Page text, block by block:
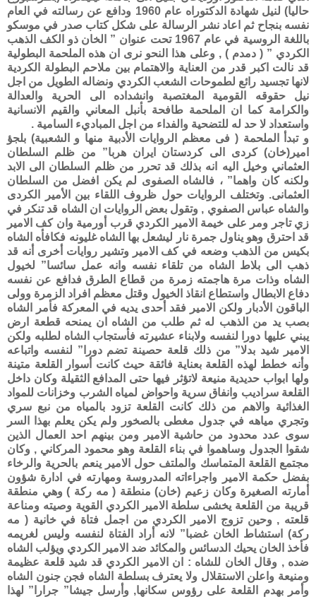
حاليا) لنيل شهادة الدكتوراه عام 1960 ودافع عن رسالته في العام
نفسه بنجاح ثم اعاد نشر الرسالة على شكل كتاب صدر في موسكو
باللغة الروسية في عام 1967 تحت عنوان ” الخان ذو الكف الذهب
الكردي ” ( دمدم ) , وعلى هذا النحو نرى ان هذه الملحمة البطولية
قد نالت اكبر قدر من العناية والاهتمام بين ملاحم البطولة الكردية
لانها تجسيد رائع لطموحات الشعب الكردي ونضاله الطويل من اجل
نيل حقوقه القومية المغتصبة وانشداده الى الحرية والعدالة
والكرامة كما ان الملحمة طافحة بأنبل المعاني والقيم الانسانية
واستعداد لا حد له للتضحية والفداء من اجل المباديء السامية .
و تبدأ الملحمة ( فى معظم الروايات الأدبية منها و الشعبية) بلجؤ
امير(خان) كردى الى كردستان ايران هربا” من ظلم السلطان
العثماني وخيل اليه انه بذلك قد تحرر من ظلم السلطان الى الابد
ولكنه كان واهما” ، فالشاه الصفوى لم يكن افضل من السلطان
العثمانى. وتختلف الروايات حول ظروف اللقاء بين الأمير الكردى
والشاه عباس الصفوي , وتقول بعض الروايات ان الشاه قد تنكر في
زي تاجر ومر على خيمة الامير الكردي قرب أورمية وان كف الامير
قد احترق وهو يناول جمرة نار ليشعل بها الشاه غليونه فكافأه الشاه
بكيس من الذهب وضعه في كف الامير وتشير روايات أخرى أنه قد
ذهب الى بلاط الشاه من تلقاء نفسه وانه عمل سائسا” لخيول
الشاه وذات مرة هاجمته زمرة من قطاع الطرق فدافع عن نفسه
دفاع الابطال واستطاع انقاذ الخيول وقتل معظم افراد الزمرة وولى
الباقون الأدبار ولكن الامير فقد أحدى يديه في المعركة فأمر الشاه
بصب يد من الذهب له ثم طلب من الشاه ان يمنحه قطعة ارض
يبني عليها دورا لنفسه ولابناء عشيرته فأستجاب الشاه لطلبه ولكن
الامير شيد بدلا” من ذلك قلعة حصينة تضم دورا” لنفسه واتباعه
وأنه خطط لهذه القلعة بعناية فائقة حيث كانت أسوار القلعة متينة
ولها ابواب حديدية منيعة لاتؤثر فيها حتى المدافع الثقيلة وكان داخل
القلعة سراديب وانفاق سرية واحواض لمياه الشرب وخزانات للمواد
الغذائية والاهم من ذلك كانت القلعة تزود بالمياه من نبع سري
وتجري مياهه في جدول مغطى بالصخور ولم يكن يعلم بهذا السر
سوى عدد محدود من حاشية الامير ومن بينهم احد العمال الذين
شقوا الجدول وساهموا في بناء القلعة وهو محمود المركاني , وكان
مجتمع القلعة المتماسك والملتف حول الامير ينعم بالحرية والرخاء
بفضل حكمة الامير واجراءاته المدروسة ومهارته في ادارة شؤون
أمارته الصغيرة وكان زعيم (خان) منطقة ( مه ركة ) وهي منطقة
قريبة من القلعة يخشى سلطة الامير الكردي القوية وصيته ومناعة
قلعته , وحين تزوج الامير الكردي من اجمل فتاة في خانية ( مه
ركة) استشاط الخان غضبا” لانه أراد الفتاة لنفسه وليس لغريمه
فأخذ الخان يحيك الدسائس والمكائد ضد الامير الكردي ويؤلب الشاه
ضده , وقال الخان للشاه : ان الامير الكردي قد شيد قلعة عظيمة
ومنيعة واعلن الاستقلال ولا يعترف بسلطة الشاه فجن جنون الشاه
وأمر بهدم القلعة على رؤوس سكانها, وأرسل جيشا” جرارا” لهذا